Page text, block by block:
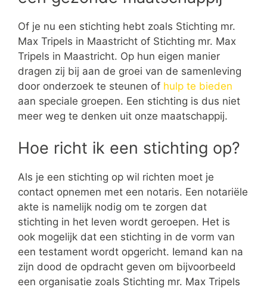
Of je nu een stichting hebt zoals Stichting mr.
Max Tripels in Maastricht of Stichting mr. Max
Tripels in Maastricht. Op hun eigen manier
dragen zij bij aan de groei van de samenleving
door onderzoek te steunen of hulp te bieden
aan speciale groepen. Een stichting is dus niet
meer weg te denken uit onze maatschappij.
Hoe richt ik een stichting op?
Als je een stichting op wil richten moet je
contact opnemen met een notaris. Een notariële
akte is namelijk nodig om te zorgen dat
stichting in het leven wordt geroepen. Het is
ook mogelijk dat een stichting in de vorm van
een testament wordt opgericht. Iemand kan na
zijn dood de opdracht geven om bijvoorbeeld
een organisatie zoals Stichting mr. Max Tripels